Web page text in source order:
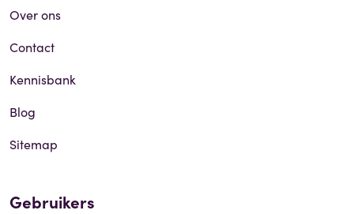
Over ons
Contact
Kennisbank
Blog
Sitemap
Gebruikers